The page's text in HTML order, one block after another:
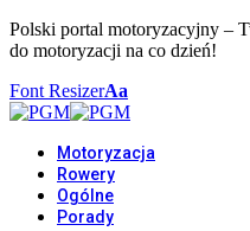
Polski portal motoryzacyjny –
do motoryzacji na co dzień!
Font ResizerAa
Motoryzacja
Rowery
Ogólne
Porady